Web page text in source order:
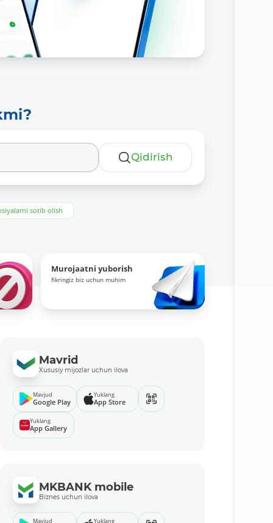
Qidirish
sotib olish
Murojaatni yuborish
fikringiz biz uchun muhim
Mavrid
Xususiy mijozlar uchun ilova
Mavjud
Google Play
Yuklang
App Store
Yuklang
App Gallery
MKBANK mobile
Biznes uchun ilova
Mavjud Yuklang